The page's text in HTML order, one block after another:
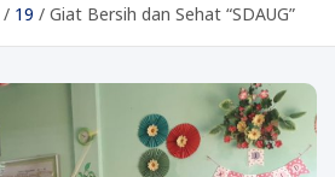
19 Giat Bersih dan Sehat “SDAUG”